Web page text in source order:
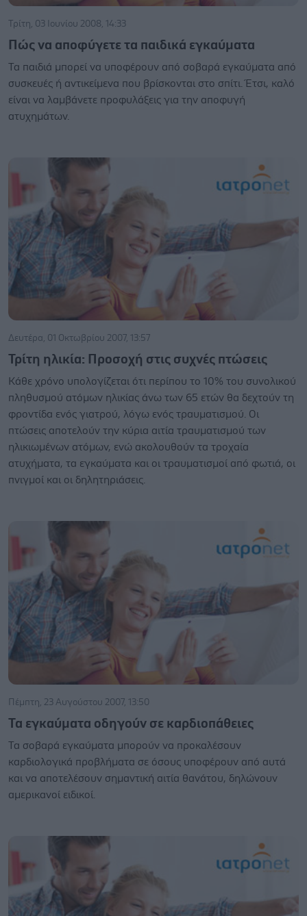
Τρίτη, 03 Ιουνίου 2008, 14:33
Πώς να αποφύγετε τα παιδικά εγκαύματα
Τα παιδιά μπορεί να υποφέρουν από σοβαρά εγκαύματα από
συσκευές ή αντικείμενα που βρίσκονται στο σπίτι. Έτσι, καλό
είναι να λαμβάνετε προφυλάξεις για την αποφυγή
ατυχημάτων.
Δευτέρα, 01 Οκτωβρίου 2007, 13:57
Τρίτη ηλικία: Προσοχή στις συχνές πτώσεις
Κάθε χρόνο υπολογίζεται ότι περίπου το 10% του συνολικού
πληθυσμού ατόμων ηλικίας άνω των 65 ετών θα δεχτούν τη
φροντίδα ενός γιατρού, λόγω ενός τραυματισμού. Οι
πτώσεις αποτελούν την κύρια αιτία τραυματισμού των
ηλικιωμένων ατόμων, ενώ ακολουθούν τα τροχαία
ατυχήματα, τα εγκαύματα και οι τραυματισμοί από φωτιά, οι
πνιγμοί και οι δηλητηριάσεις.
Πέμπτη, 23 Αυγούστου 2007, 13:50
Τα εγκαύματα οδηγούν σε καρδιοπάθειες
Τα σοβαρά εγκαύματα μπορούν να προκαλέσουν
καρδιολογικά προβλήματα σε όσους υποφέρουν από αυτά
και να αποτελέσουν σημαντική αιτία θανάτου, δηλώνουν
αμερικανοί ειδικοί.